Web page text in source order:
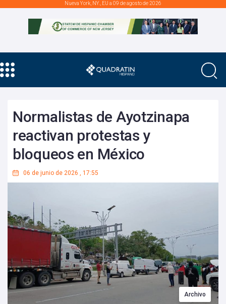
Nueva York, NY., EU a 09 de agosto de 2026
Normalistas de Ayotzinapa
reactivan protestas y
bloqueos en México
06 de junio de 2026 , 17:55
Archivo